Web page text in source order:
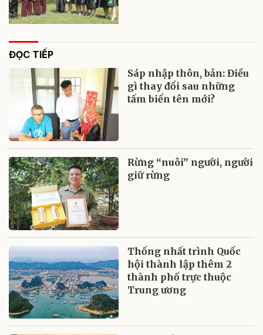
ĐỌC TIẾP
Sáp nhập thôn, bản: Điều
gì thay đổi sau những
tấm biển tên mới?
Rừng “nuôi” người, người
giữ rừng
Thống nhất trình Quốc
hội thành lập thêm 2
thành phố trực thuộc
Trung ương